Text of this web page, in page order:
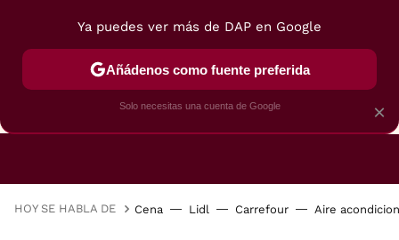
FREIDORAS DE AIRE GUÍAS DE
HOY SE HABLA DE Cena Lidl Carrefour Aire
×
Ya puedes ver más de DAP en Google
Añádenos como fuente preferida
Solo necesitas una cuenta de Google